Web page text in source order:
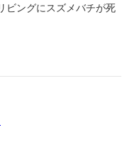
ビングにスズメバチが死